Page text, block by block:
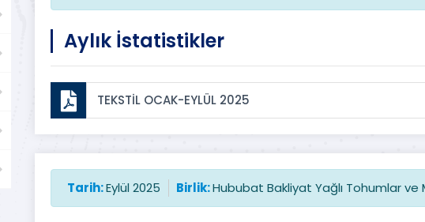
Aylık İstatistikler
TEKSTİL OCAK-EYLÜL 2025
Tarih:Eylül 2025 Birlik:Hububat Bakliyat Yağlı Tohumlar ve